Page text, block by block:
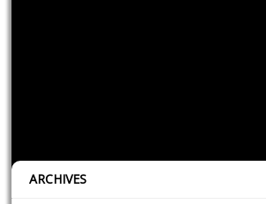
ARCHIVES